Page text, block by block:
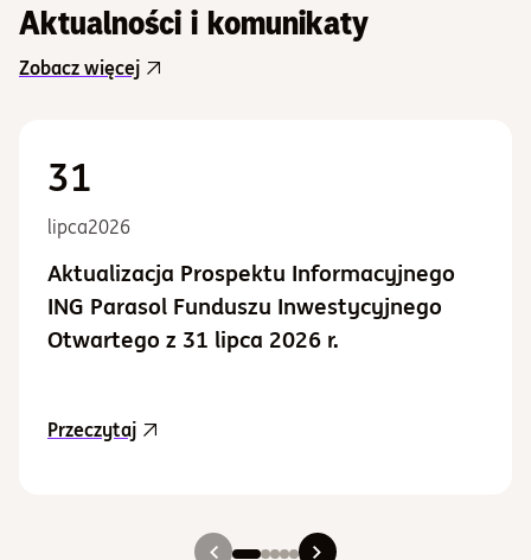
Aktualności i komunikaty
Zobacz więcej
31
lipca2026
Aktualizacja Prospektu Informacyjnego
ING Parasol Funduszu Inwestycyjnego
Otwartego z 31 lipca 2026 r.
Przeczytajaktualność Aktualizacja Prospektu